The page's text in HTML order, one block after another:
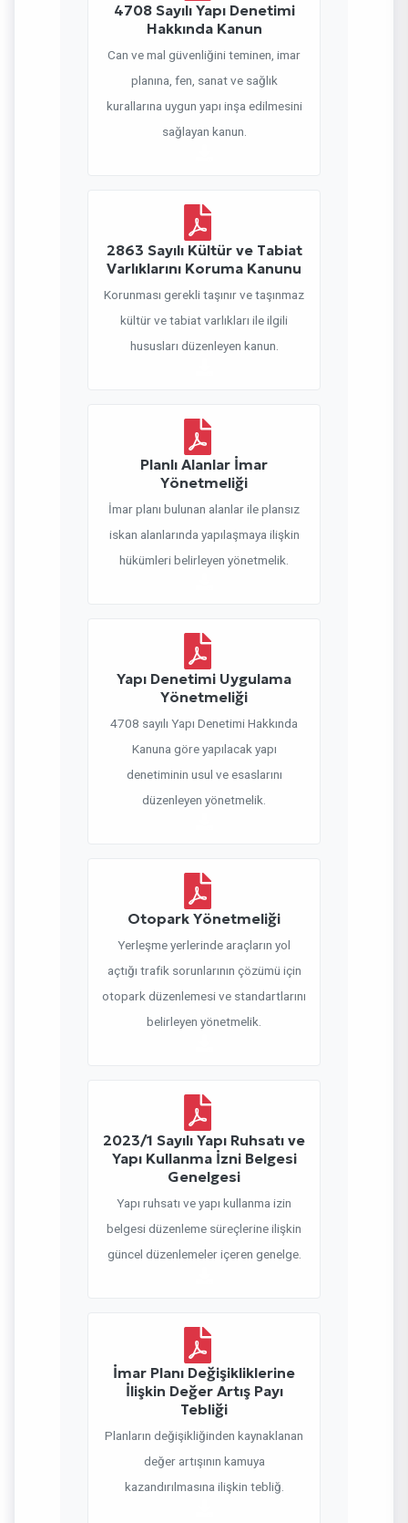
4708 Sayılı Yapı Denetimi
Hakkında Kanun
Can ve mal güvenliğini teminen, imar
planına, fen, sanat ve sağlık
kurallarına uygun yapı inşa edilmesini
sağlayan kanun.
2863 Sayılı Kültür ve Tabiat
Varlıklarını Koruma Kanunu
Korunması gerekli taşınır ve taşınmaz
kültür ve tabiat varlıkları ile ilgili
hususları düzenleyen kanun.
Planlı Alanlar İmar
Yönetmeliği
İmar planı bulunan alanlar ile plansız
iskan alanlarında yapılaşmaya ilişkin
hükümleri belirleyen yönetmelik.
Yapı Denetimi Uygulama
Yönetmeliği
4708 sayılı Yapı Denetimi Hakkında
Kanuna göre yapılacak yapı
denetiminin usul ve esaslarını
düzenleyen yönetmelik.
Otopark Yönetmeliği
Yerleşme yerlerinde araçların yol
açtığı trafik sorunlarının çözümü için
otopark düzenlemesi ve standartlarını
belirleyen yönetmelik.
2023/1 Sayılı Yapı Ruhsatı ve
Yapı Kullanma İzni Belgesi
Genelgesi
Yapı ruhsatı ve yapı kullanma izin
belgesi düzenleme süreçlerine ilişkin
güncel düzenlemeler içeren genelge.
İmar Planı Değişikliklerine
İlişkin Değer Artış Payı
Tebliği
Planların değişikliğinden kaynaklanan
değer artışının kamuya
kazandırılmasına ilişkin tebliğ.